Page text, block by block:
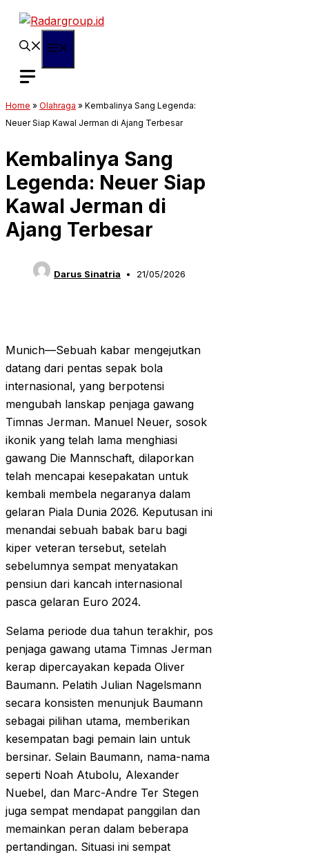
Langsung
Home » Olahraga » Kembalinya Sang Legenda:
Neuer Siap Kawal Jerman di Ajang Terbesar
Kembalinya Sang
Legenda: Neuer Siap
Kawal Jerman di
Ajang Terbesar
Darus Sinatria 21/05/2026
Munich—Sebuah kabar mengejutkan
datang dari pentas sepak bola
internasional, yang berpotensi
mengubah lanskap penjaga gawang
Timnas Jerman. Manuel Neuer, sosok
ikonik yang telah lama menghiasi
gawang Die Mannschaft, dilaporkan
telah mencapai kesepakatan untuk
kembali membela negaranya dalam
gelaran Piala Dunia 2026. Keputusan ini
menandai sebuah babak baru bagi
kiper veteran tersebut, setelah
sebelumnya sempat menyatakan
pensiun dari kancah internasional
pasca gelaran Euro 2024.
Selama periode dua tahun terakhir, pos
penjaga gawang utama Timnas Jerman
kerap dipercayakan kepada Oliver
Baumann. Pelatih Julian Nagelsmann
secara konsisten menunjuk Baumann
sebagai pilihan utama, memberikan
kesempatan bagi pemain lain untuk
bersinar. Selain Baumann, nama-nama
seperti Noah Atubolu, Alexander
Nuebel, dan Marc-Andre Ter Stegen
juga sempat mendapat panggilan dan
memainkan peran dalam beberapa
pertandingan. Situasi ini sempat